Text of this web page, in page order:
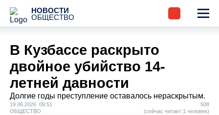
НОВОСТИ
ОБЩЕСТВО
В Кузбассе раскрыто
двойное убийство 14-
летней давности
Долгие годы преступление оставалось нераскрытым.
19.06.2026 09:51
ОБЩЕСТВО
508
(сейчас читает 1 человек)